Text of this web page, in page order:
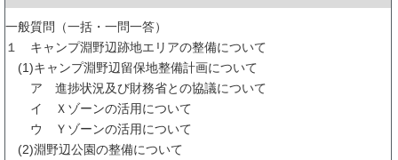
一般質問（一括・一問一答）
１ キャンプ淵野辺跡地エリアの整備について
(1)キャンプ淵野辺留保地整備計画について
ア 進捗状況及び財務省との協議について
イ Ｘゾーンの活用について
ウ Ｙゾーンの活用について
(2)淵野辺公園の整備について